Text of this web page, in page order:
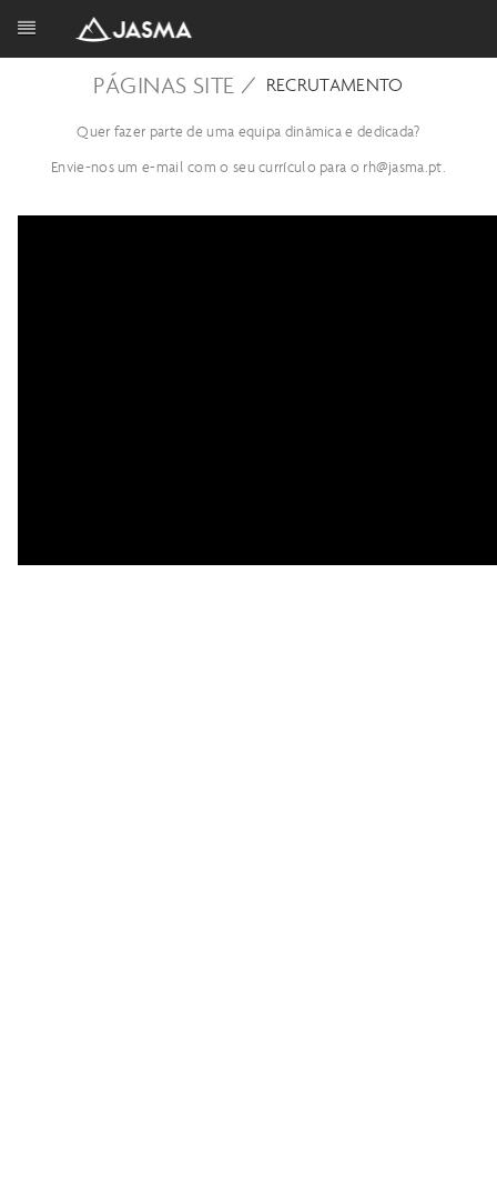
PÁGINAS SITE / RECRUTAMENTO
Quer fazer parte de uma equipa dinâmica e dedicada?
Envie-nos um e-mail com o seu currículo para o rh@jasma.pt.